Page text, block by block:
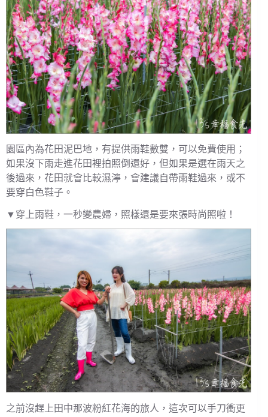
園區內為花田泥巴地，有提供雨鞋數雙，可以免費使用；
如果沒下雨走進花田裡拍照倒還好，但如果是選在雨天之
後過來，花田就會比較濕濘，會建議自帶雨鞋過來，或不
要穿白色鞋子。
▼穿上雨鞋，一秒變農婦，照樣還是要來張時尚照啦！
之前沒趕上田中那波粉紅花海的旅人，這次可以手刀衝更